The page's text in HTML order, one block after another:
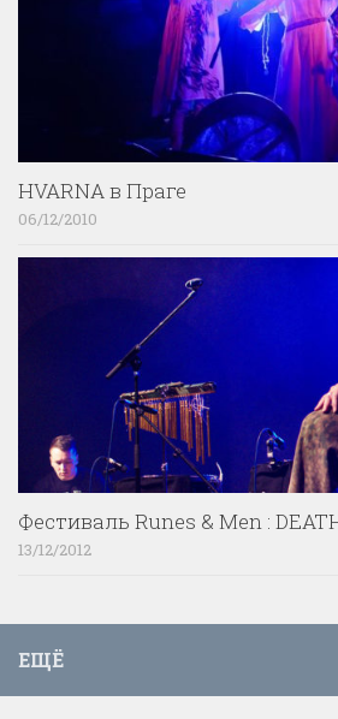
HVARNA в Праге
06/12/2010
Фестиваль Runes & Men :
13/12/2012
ЕЩЁ